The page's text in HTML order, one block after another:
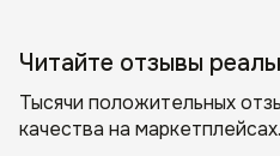
Читайте отзывы
Тысячи положительных
качества на маркетплейсах.